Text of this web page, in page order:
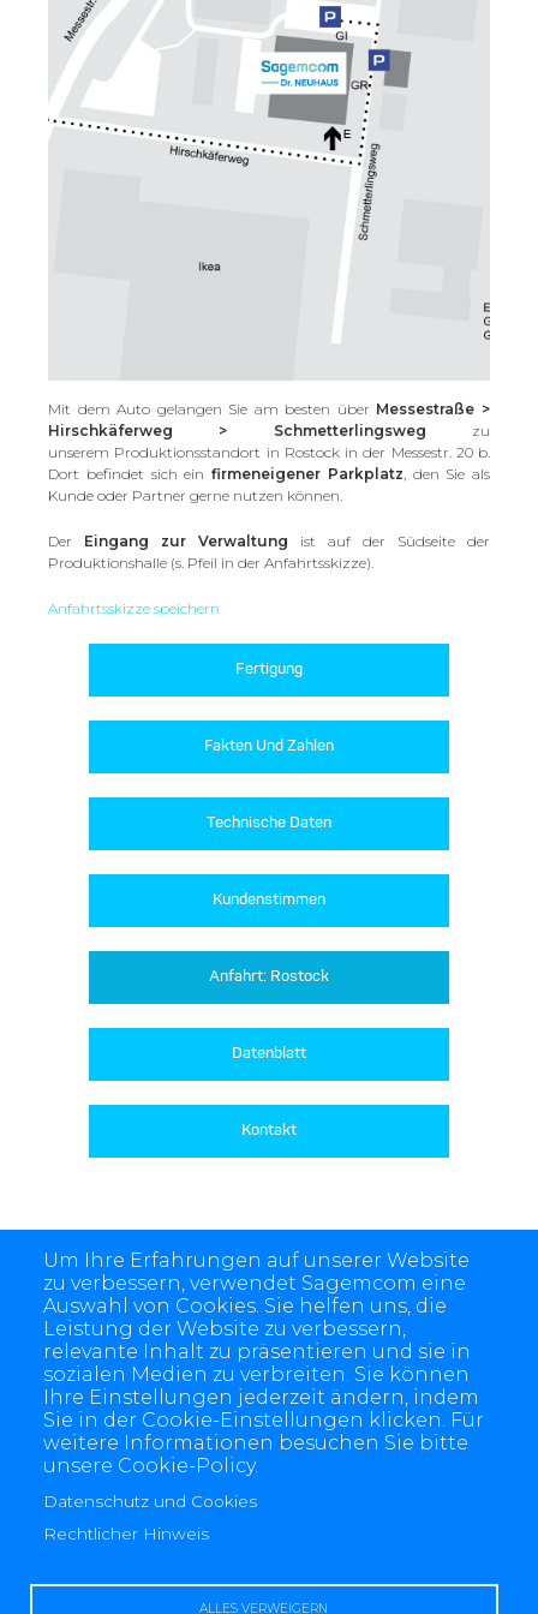
Mit dem Auto gelangen Sie am besten über Messestraße >
Hirschkäferweg > Schmetterlingsweg zu
unserem Produktionsstandort in Rostock in der Messestr. 20 b.
Dort befindet sich ein firmeneigener Parkplatz , den Sie als
Kunde oder Partner gerne nutzen können.
Der Eingang zur Verwaltung ist auf der Südseite der
Produktionshalle (s. Pfeil in der Anfahrtsskizze).
Anfahrtsskizze speichern
Fertigung
Fakten Und Zahlen
Technische Daten
Kundenstimmen
Anfahrt: Rostock
Datenblatt
Kontakt
Um Ihre Erfahrungen auf unserer Website
zu verbessern, verwendet Sagemcom eine
Auswahl von Cookies. Sie helfen uns, die
Leistung der Website zu verbessern,
relevante Inhalt zu präsentieren und sie in
sozialen Medien zu verbreiten. Sie können
Ihre Einstellungen jederzeit ändern, indem
Sie in der Cookie-Einstellungen klicken. Für
weitere Informationen besuchen Sie bitte
unsere Cookie-Policy.
Datenschutz und Cookies
Rechtlicher Hinweis
ALLES VERWEIGERN
4 allée des Messageries, 92270 Bois-Colombes, France